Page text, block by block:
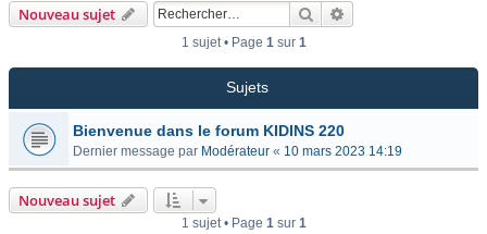
Nouveau sujet Rechercher
1 sujet • Page 1sur 1
Sujets
Bienvenue dans le forum KIDINS 220
Dernier message par Modérateur « 10 mars 2023 14:19
Nouveau sujet
1 sujet • Page 1sur 1